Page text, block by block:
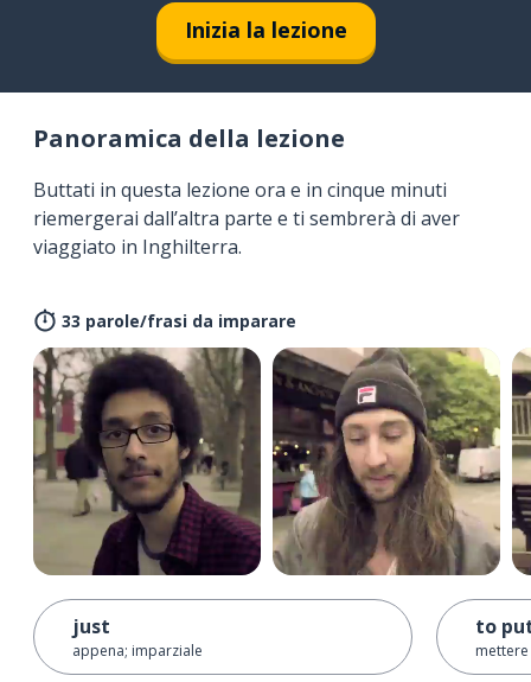
Inizia la lezione
Panoramica della lezione
Buttati in questa lezione ora e in cinque minuti
riemergerai dall’altra parte e ti sembrerà di aver
viaggiato in Inghilterra.
33 parole/frasi da imparare
just
appena; imparziale
to
mettere